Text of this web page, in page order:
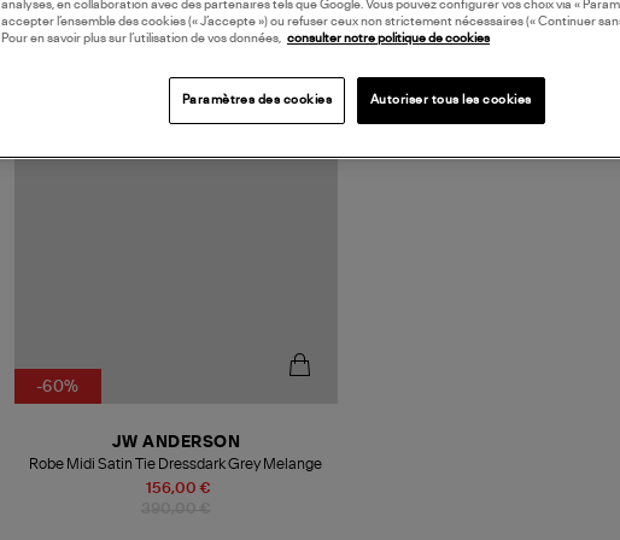
-60%
156,00 €
JW ANDERSON
Robe Midi Satin Tie Dressdark Grey Melange
analyses, en collaboration avec des partenaires tels que Google. Vous pouvez configurer vos choix via «
accepter l’ensemble des cookies (« J’accepte ») ou refuser ceux non strictement nécessaires (« Continuer
Pour en savoir plus sur l’utilisation de vos données, consulter notre politique de cookies
Paramètres des cookies Autoriser tous les cookies